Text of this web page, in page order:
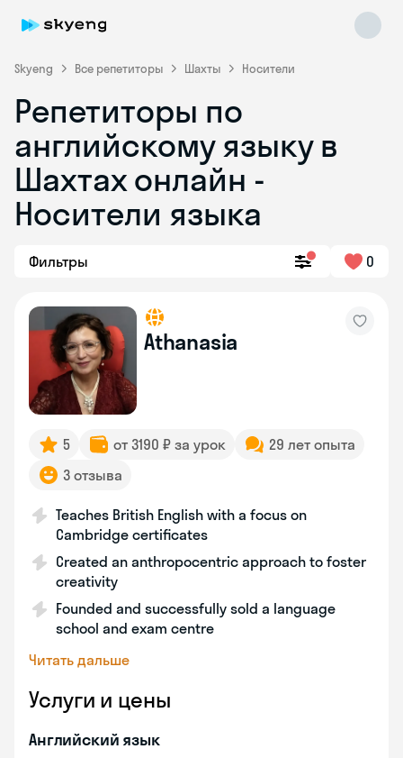
Skyeng Все репетиторы Шахты Носители
Репетиторы по
английскому языку в
Шахтах онлайн -
Носители языка
Фильтры 0
Athanasia
5 от 3190 ₽ за урок
29 лет опыта
3 отзыва
Teaches British English with a focus on
Cambridge certificates
Created an anthropocentric approach to foster
creativity
Founded and successfully sold a language
school and exam centre
Читать дальше
Услуги и цены
Английский язык